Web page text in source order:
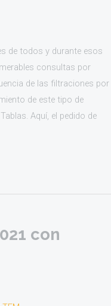
de todos y durante esos
consultas por
de las filtraciones por
de este tipo de
Aquí, el pedido de
con